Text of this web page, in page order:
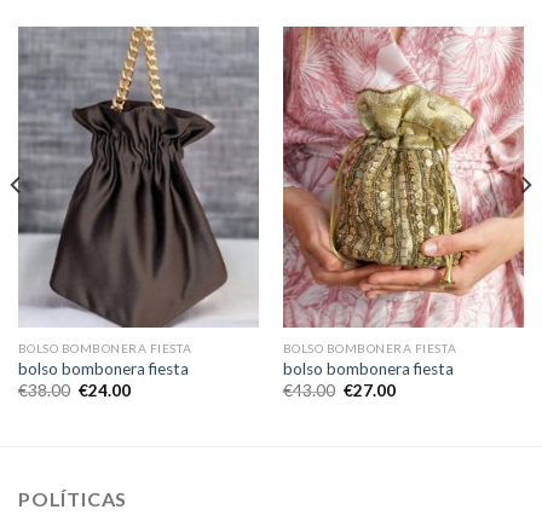
BOLSO BOMBONERA FIESTA
bolso bombonera fiesta
€38.00 €24.00
BOLSO BOMBONERA FIESTA
bolso bombonera fiesta
€43.00 €27.00
POLÍTICAS